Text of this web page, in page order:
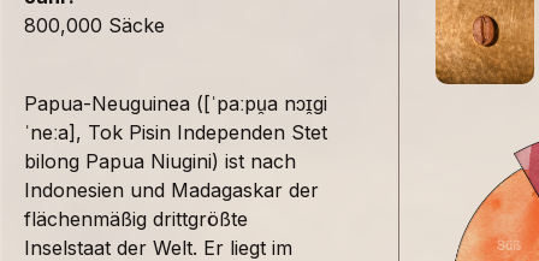
800,000 Säcke
Papua-Neuguinea ([ˈpaːpu̯a nɔɪ̯gi
ˈneːa], Tok Pisin Independen Stet
bilong Papua Niugini) ist nach
Indonesien und Madagaskar der
flächenmäßig drittgrößte
Inselstaat der Welt. Er liegt im